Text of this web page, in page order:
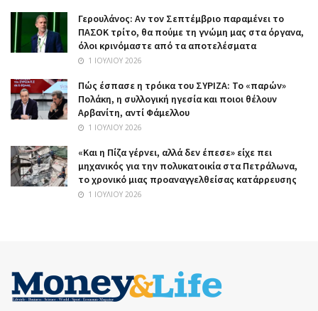
Γερουλάνος: Αν τον Σεπτέμβριο παραμένει το
ΠΑΣΟΚ τρίτο, θα πούμε τη γνώμη μας στα όργανα,
όλοι κρινόμαστε από τα αποτελέσματα
1 ΙΟΥΛΊΟΥ 2026
Πώς έσπασε η τρόικα του ΣΥΡΙΖΑ: Το «παρών»
Πολάκη, η συλλογική ηγεσία και ποιοι θέλουν
Αρβανίτη, αντί Φάμελλου
1 ΙΟΥΛΊΟΥ 2026
«Και η Πίζα γέρνει, αλλά δεν έπεσε» είχε πει
μηχανικός για την πολυκατοικία στα Πετράλωνα,
το χρονικό μιας προαναγγελθείσας κατάρρευσης
1 ΙΟΥΛΊΟΥ 2026